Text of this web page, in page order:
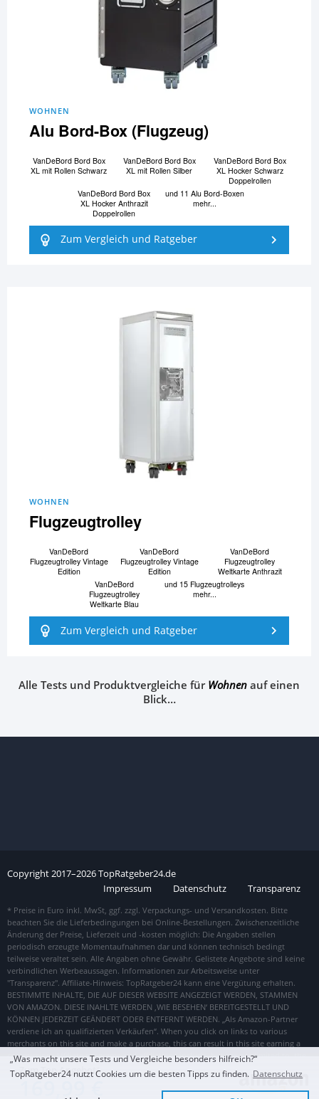
Zum Top Angebot
169,99 €
WOHNEN
Alu Bord-Box (Flugzeug)
VanDeBord Bord Box
XL mit Rollen Schwarz
VanDeBord Bord Box
XL mit Rollen Silber
VanDeBord Bord Box
XL Hocker Schwarz
Doppelrollen
VanDeBord Bord Box
XL Hocker Anthrazit
Doppelrollen
und 11 Alu Bord-Boxen
mehr...
Zum Vergleich und Ratgeber
WOHNEN
Flugzeugtrolley
VanDeBord
Flugzeugtrolley Vintage
Edition
VanDeBord
Flugzeugtrolley Vintage
Edition
VanDeBord
Flugzeugtrolley
Weltkarte Anthrazit
VanDeBord
Flugzeugtrolley
Weltkarte Blau
und 15 Flugzeugtrolleys
mehr...
Zum Vergleich und Ratgeber
Alle Tests und Produktvergleiche fürWohnenauf einen
Blick…
Copyright2017–2026TopRatgeber24.de
Impressum
Datenschutz Transparenz
„Was macht unsere Tests und Vergleiche besonders hilfreich?“
TopRatgeber24 nutzt Cookies um die besten Tipps zu finden. Datenschutz